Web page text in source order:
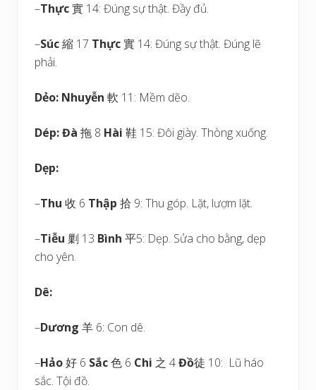
–Thực實 14: Đúng sự thật. Đầy đủ.
–Súc縮 17 Thực實 14: Đúng sự thật. Đúng lẽ
phải.
Dẻo: Nhuyễn 軟 11: Mềm dẽo.
Dép:Đà 拖 8 Hài 鞋 15: Đôi giày. Thòng xuống.
Dẹp:
–Thu 收 6 Thập 拾 9: Thu góp. Lặt, lượm lặt.
–Tiễu 剿 13 Bình 平5: Dẹp. Sửa cho bằng, dẹp
cho yên.
Dê:
–Dương 羊 6: Con dê.
–Hảo好 6 Sắc色 6 Chi 之 4Đồ徒 10: Lũ háo
sắc. Tội đồ.